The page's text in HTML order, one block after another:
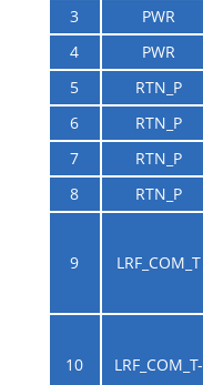
3
PWR
4
PWR
5
RTN_P
6
RTN_P
7
RTN_P
8
RTN_P
9 LRF_COM_T
10 LRF_COM_T-